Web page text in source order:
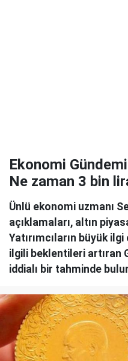
Ekonomi
Ne zaman 3 bin
Ünlü ekonomi uzmanı
açıklamaları, altın
Yatırımcıların büyük
ilgili beklentileri artıran
iddialı bir tahminde